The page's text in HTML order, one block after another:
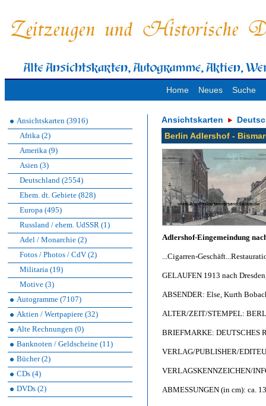
Home Neues Suche
Ansichtskarten (3916)
Afrika (2)
Amerika (9)
Asien (3)
Deutschland (2554)
Ehem. dt. Gebiete (828)
Europa (495)
Russland / ehem. UdSSR (1)
Adel / Monarchie (2)
Fotos / Photos / CdV (2)
Militaria (19)
Motive (3)
Autogramme (7107)
Aktien / Wertpapiere (32)
Alte Rechnungen (0)
Banknoten / Geldscheine (11)
Bücher (2)
CDs (4)
DVDs (2)
Ansichtskarten
Berlin Adlershof -
Adlershof-Eingemeindung
...Cigarren-
GELAUFEN 1913 nach
ABSENDER: Else, Kurth
ALTER/ZEIT/STEMPEL:
BRIEFMARKE: DEUTSCHES
VERLAG/PUBLISHER/
VERLAGSKENNZEICHEN/
ABMESSUNGEN (in cm): ca.